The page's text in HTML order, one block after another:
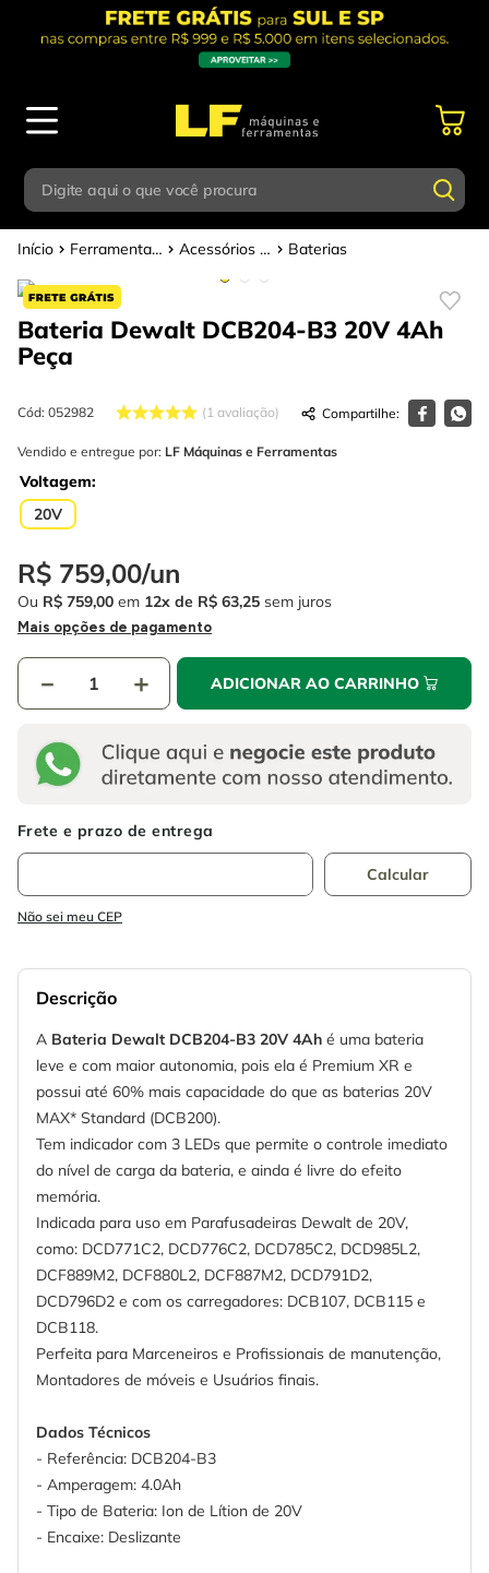
Digite aqui o que você procura
Digite aqui o que você procura
Ferramentas Elétricas - Bateria Acessórios para Ferramentas Elétricas Baterias
Bateria Dewalt DCB204-B3 20V 4Ah
Peça
Cód: 052982 1 avaliação
Vendido e entregue por: LF Máquinas e Ferramentas
Voltagem
20V
R$ 759,00/un
Ou R$ 759,00 em 12 R$ 63,25 sem juros
Mais opções de pagamento
＋
－ ADICIONAR AO CARRINHO
Não sei meu CEP
Descrição
A Bateria Dewalt DCB204-B3 20V 4Ah é uma bateria
leve e com maior autonomia, pois ela é Premium XR e
possui até 60% mais capacidade do que as baterias 20V
MAX* Standard (DCB200).
Tem indicador com 3 LEDs que permite o controle imediato
do nível de carga da bateria, e ainda é livre do efeito
memória.
Indicada para uso em Parafusadeiras Dewalt de 20V,
como: DCD771C2, DCD776C2, DCD785C2, DCD985L2,
DCF889M2, DCF880L2, DCF887M2, DCD791D2,
DCD796D2 e com os carregadores: DCB107, DCB115 e
DCB118.
Perfeita para Marceneiros e Profissionais de manutenção,
Montadores de móveis e Usuários finais.
Dados Técnicos
- Referência: DCB204-B3
- Amperagem: 4.0Ah
- Tipo de Bateria: Ion de Lítion de 20V
- Encaixe: Deslizante
Termos mais buscados
1º parafusadeira
2º caixa ferramentas
3º
4º escada
5º serra circular
6º
8 disco corte
9º cabo flexivel
Termos mais buscados
º parafusadeira
º caixa ferramentas
º esmerilhadeira
escada
º fio
º chave impacto
º
º cabo flexivel
serra copo